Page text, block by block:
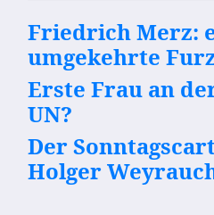
Friedrich Merz:
umgekehrte
Erste Frau an
UN?
Der
Holger